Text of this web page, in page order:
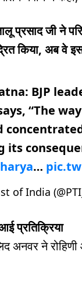
प्रसाद जी ने
किया, अब वे
BJP
“The
its
…
of India
प्रतिक्रिया
अनवर ने